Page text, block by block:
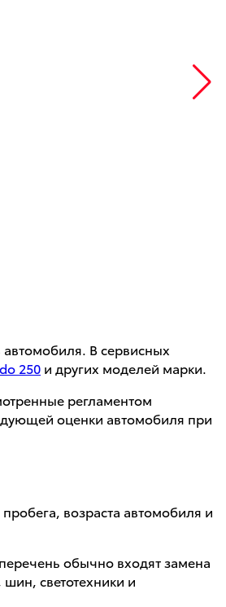
В сервисных
250 и других моделей марки.
регламентом
оценки автомобиля при
возраста автомобиля и
обычно входят замена
светотехники и